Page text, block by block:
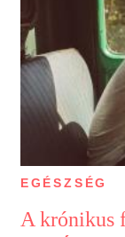
EGÉSZSÉG
A krónikus